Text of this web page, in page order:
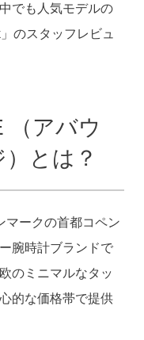
でも人気モデルの
のスタッフレビュ
（アバウ
とは？
マークの首都コペン
腕時計ブランドで
のミニマルなタッ
的な価格帯で提供